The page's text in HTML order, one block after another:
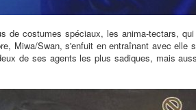
costumes spéciaux, les anima-tectars,
Miwa/Swan, s'enfuit en entraînant avec elle
de ses agents les plus sadiques, mais